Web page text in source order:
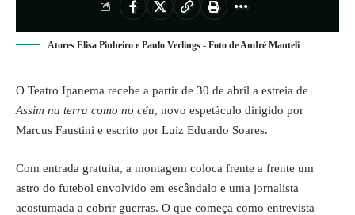
Atores Elisa Pinheiro e Paulo Verlings - Foto de André Manteli
O Teatro Ipanema recebe a partir de 30 de abril a estreia de
Assim na terra como no céu, novo espetáculo dirigido por
Marcus Faustini e escrito por Luiz Eduardo Soares.
Com entrada gratuita, a montagem coloca frente a frente um
astro do futebol envolvido em escândalo e uma jornalista
acostumada a cobrir guerras. O que começa como entrevista